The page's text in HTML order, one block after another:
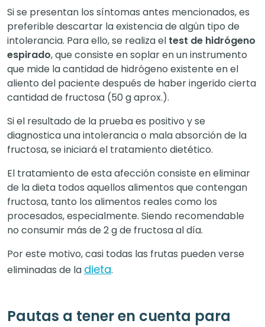
Si se presentan los síntomas antes mencionados, es
preferible descartar la existencia de algún tipo de
intolerancia. Para ello, se realiza el test de hidrógeno
espirado, que consiste en soplar en un instrumento
que mide la cantidad de hidrógeno existente en el
aliento del paciente después de haber ingerido cierta
cantidad de fructosa (50 g aprox.).
Si el resultado de la prueba es positivo y se
diagnostica una intolerancia o mala absorción de la
fructosa, se iniciará el tratamiento dietético.
El tratamiento de esta afección consiste en eliminar
de la dieta todos aquellos alimentos que contengan
fructosa, tanto los alimentos reales como los
procesados, especialmente. Siendo recomendable
no consumir más de 2 g de fructosa al día.
Por este motivo, casi todas las frutas pueden verse
eliminadas de la dieta.
Pautas a tener en cuenta para